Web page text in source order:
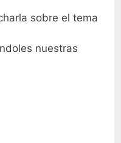
sobre el tema
nuestras